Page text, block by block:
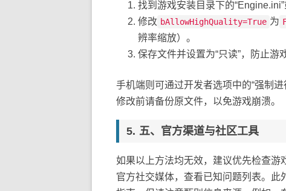
找到游戏安装目录下的“Engine.ini”
修改 bAllowHighQuality=True 为
辨率缩放）。
保存文件并设置为“只读”，防止游
手机端则可通过开发者选项中的“强制进
修改前请备份原文件，以免游戏崩溃。
五、官方渠道与社区工具
如果以上方法均无效，建议优先检查游
官方社交媒体，查看已知问题列表。此